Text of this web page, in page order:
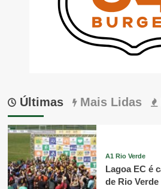
Últimas Mais Lidas
A1 Rio Verde
Lagoa EC é
de Rio Verde